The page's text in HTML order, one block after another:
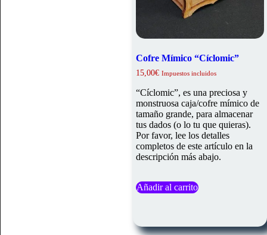
Cofre Mímico “Cíclomic”
15,00€ Impuestos incluidos
“Cíclomic”, es una preciosa y
monstruosa caja/cofre mímico de
tamaño grande, para almacenar
tus dados (o lo tu que quieras).
Por favor, lee los detalles
completos de este artículo en la
descripción más abajo.
Añadir al carrito